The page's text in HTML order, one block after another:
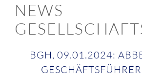
NEWS
BGH, 09.01.2024: